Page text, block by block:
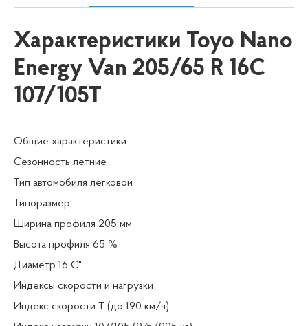
Характеристики Toyo Nano
Energy Van 205/65 R 16C
107/105T
Общие характеристики
Сезонность летние
Тип автомобиля легковой
Типоразмер
Ширина профиля 205 мм
Высота профиля 65 %
Диаметр 16 C"
Индексы скорости и нагрузки
Индекс скорости T (до 190 км/ч)